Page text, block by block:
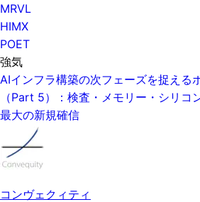
MRVL
HIMX
POET
強気
AIインフラ構築の次フェーズを捉える
（Part 5）：検査・メモリー・シリコ
最大の新規確信
コンヴェクィティ